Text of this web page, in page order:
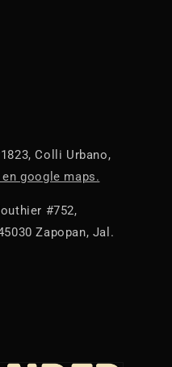
Colli Urbano,
en google maps.
#752,
Zapopan, Jal.